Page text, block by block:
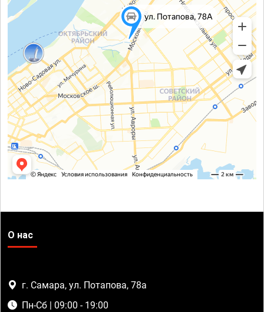
О нас
г. Самара, ул. Потапова, 78а
Пн-Сб | 09:00 - 19:00